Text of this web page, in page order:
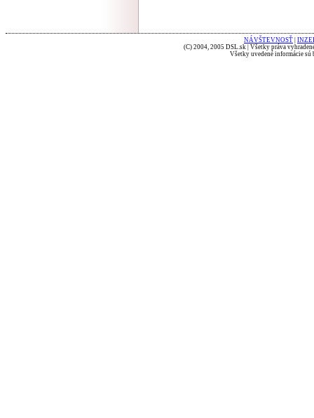
NÁVŠTEVNOSŤ
(C) 2004, 2005 DSL.sk | Všetky práva
Všetky uvedené informácie sú